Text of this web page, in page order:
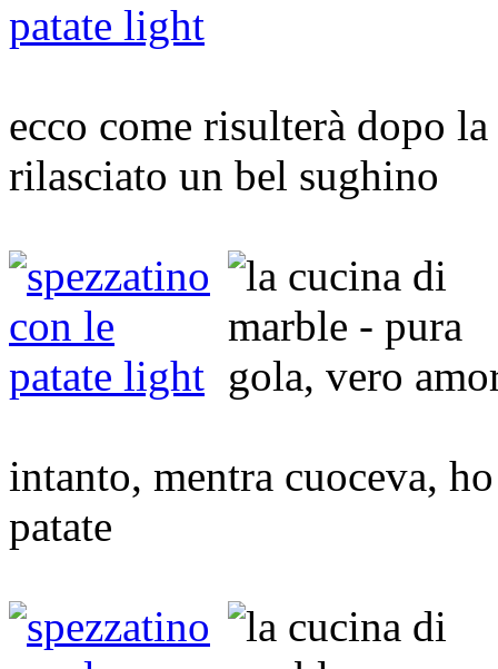
ecco come risulterà dopo
rilasciato un bel sughino
intanto, mentra cuoceva,
patate